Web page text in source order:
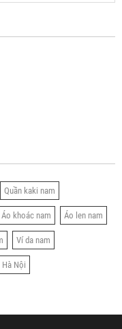
Quần kaki nam
Áo khoác nam Áo len nam
Ví da nam
Hà Nội